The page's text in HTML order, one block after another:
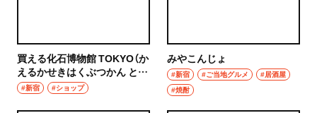
買える化石博物館 TOKYO（か
えるかせきはくぶつかん とう
きょう）
#新宿 #ショップ
みやこんじょ
#新宿 #ご当地グルメ
#居酒屋
#焼酎